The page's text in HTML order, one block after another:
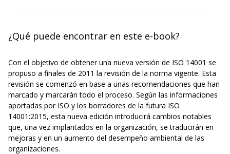
¿Qué puede encontrar en este e-book?
Con el objetivo de obtener una nueva versión de ISO 14001 se
propuso a finales de 2011 la revisión de la norma vigente. Esta
revisión se comenzó en base a unas recomendaciones que han
marcado y marcarán todo el proceso. Según las informaciones
aportadas por ISO y los borradores de la futura ISO
14001:2015, esta nueva edición introducirá cambios notables
que, una vez implantados en la organización, se traducirán en
mejoras y en un aumento del desempeño ambiental de las
organizaciones.